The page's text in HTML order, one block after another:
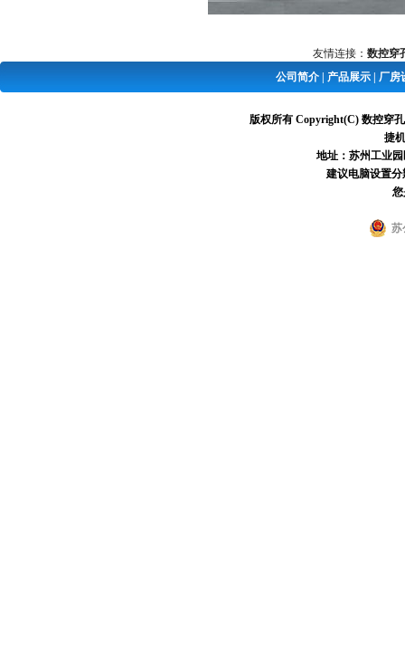
友情连接： 数控穿
公司简介
产品展示 厂房
版权所有 Copyright(C) 数控穿
捷
地址：苏州工业园
建议电脑设置分
苏